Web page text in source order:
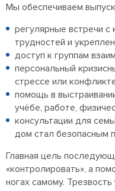
Мы обеспечиваем
регулярные встречи
трудностей и
доступ к группам
персональный
стрессе или
помощь в
учёбе, работе,
консультации для
дом стал безопасным
Главная цель
«контролировать», а
ногах самому.